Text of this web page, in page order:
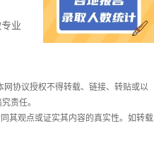
业
协议授权不得转载、链接、转贴或以
责任。
其观点或证实其内容的真实性。如转载